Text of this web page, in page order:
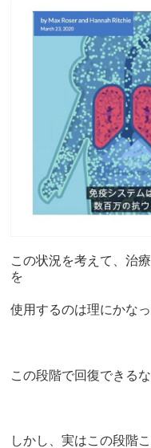
この状況を考えて、治
を
使用するのは理にかな
この段階で回復できる
しかし、実はこの段階こ